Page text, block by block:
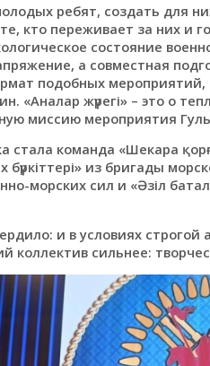
ребят, создать для
кто переживает за них и
состояние
а совместная
подобных мероприятий,
«Аналар жүрегі» – это о
миссию мероприятия
стала команда «Шекара
из бригады
морских сил и «Әзіл
и в условиях
сильнее: